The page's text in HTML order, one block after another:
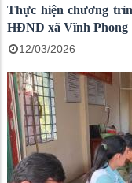
Thực hiện chương
HĐND xã Vĩnh Phong
12/03/2026